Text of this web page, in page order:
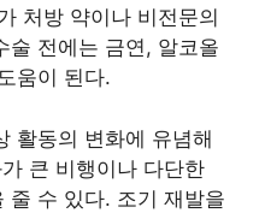
처방 약이나 비전문의
술 전에는 금연, 알코올
움이 된다.
활동의 변화에 유념해
큰 비행이나 다단한
줄 수 있다. 조기 재발을